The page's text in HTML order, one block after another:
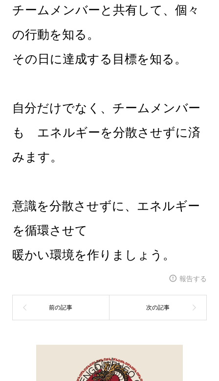
チームメンバーと共有して、個々
の行動を知る。
その日に達成する目標を知る。
自分だけでなく、チームメンバー
も エネルギーを分散させずに済
みます。
意識を分散させずに、エネルギー
を循環させて
暖かい環境を作りましょう。
報告する